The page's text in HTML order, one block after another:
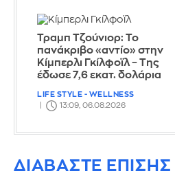
Τραμπ Τζούνιορ: Το
πανάκριβο «αντίο» στην
Κίμπερλι Γκίλφοϊλ – Της
έδωσε 7,6 εκατ. δολάρια
LIFE STYLE - WELLNESS
13:09, 06.08.2026
ΔΙΑΒΑΣΤΕ ΕΠΙΣΗΣ